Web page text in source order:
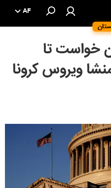
AF
خواست تا
ویروس کرونا